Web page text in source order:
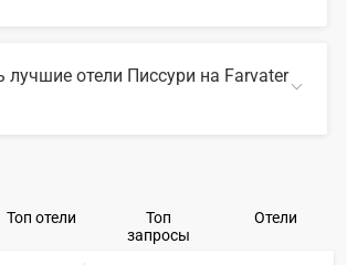
лучшие отели Писсури на Farvater
Топ отели
Топ
запросы
Отели